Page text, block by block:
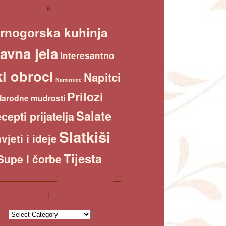
6
kuhinja
jela Interesantno
obroci Namirnice Napitci
mudrosti Prilozi
prijateljaSalate
i ideje Slatkiši
i čorbeTijesta
1